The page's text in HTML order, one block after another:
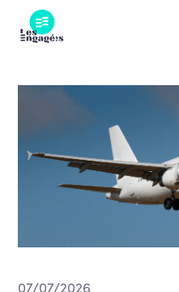
content
07/07/2026